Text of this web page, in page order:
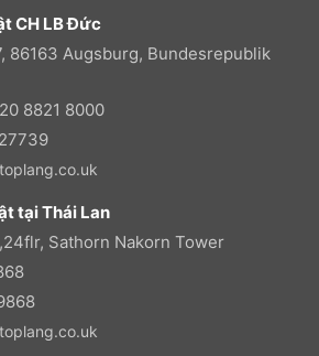
CH LB Đức
86163 Augsburg, Bundesrepublik
8821 8000
tại Thái Lan
Sathorn Nakorn Tower